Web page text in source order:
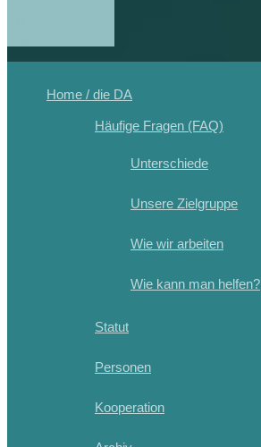
Home / die DA
Häufige Fragen (FAQ)
Unterschiede
Unsere Zielgruppe
Wie wir arbeiten
Wie kann man helfen?
Statut
Personen
Kooperation